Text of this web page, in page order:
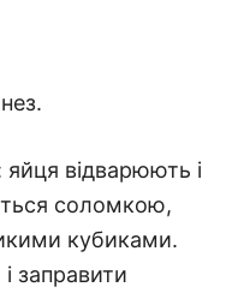
відварюють і
соломкою,
кубиками.
заправити